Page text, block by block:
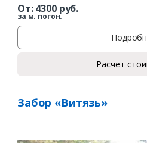
От:4300руб.
за м. погон.
Расчет
Забор «Витязь»